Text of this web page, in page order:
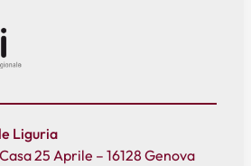
Liguria
25 Aprile – 16128 Genova